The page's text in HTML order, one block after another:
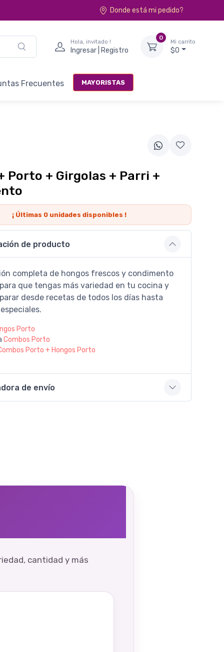
Donde está mi pedido?
Hola, invitado !
Ingresar | Registro
0
Mi carrito
$0
Frecuentes MAYORISTAS
Porto + Girgolas + Parri +
¡ Últimas 0 unidades disponibles !
de producto
completa de hongos frescos y condimento
que tengas más variedad en tu cocina y
desde recetas de todos los días hasta
Porto
Combos Porto
Porto + Hongos Porto
de envío
cantidad y más